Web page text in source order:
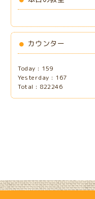
カウンター
Today : 159
Yesterday : 167
Total : 822246